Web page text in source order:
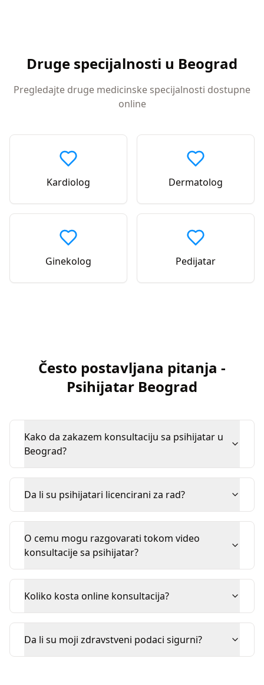
Druge specijalnosti u Beograd
Pregledajte druge medicinske specijalnosti dostupne
online
Kardiolog Dermatolog
Ginekolog Pedijatar
Često postavljana pitanja -
Psihijatar Beograd
Kako da zakazem konsultaciju sa psihijatar u
Beograd?
Da li su psihijatari licencirani za rad?
O cemu mogu razgovarati tokom video
konsultacije sa psihijatar?
Koliko kosta online konsultacija?
Da li su moji zdravstveni podaci sigurni?